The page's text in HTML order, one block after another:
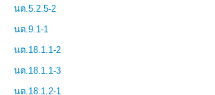
นต.5.2.5-2
นต.9.1-1
นต.18.1.1-2
นต.18.1.1-3
นต.18.1.2-1